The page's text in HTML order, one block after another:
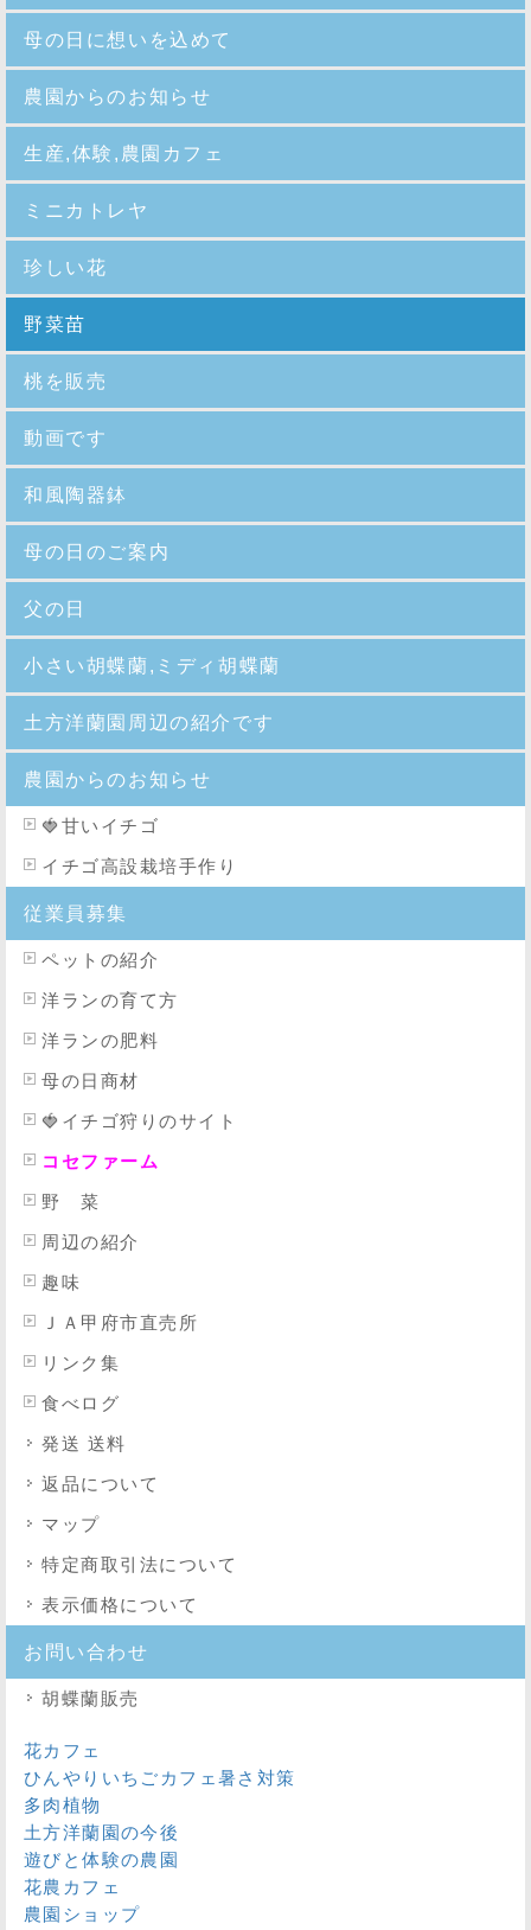
母の日に想いを込めて
農園からのお知らせ
生産,体験,農園カフェ
ミニカトレヤ
珍しい花
野菜苗
桃を販売
動画です
和風陶器鉢
母の日のご案内
父の日
小さい胡蝶蘭,ミディ胡蝶蘭
土方洋蘭園周辺の紹介です
農園からのお知らせ
🍓 甘いイチゴ
イチゴ高設栽培手作り
従業員募集
ペットの紹介
洋ランの育て方
洋ランの肥料
母の日商材
🍓イチゴ狩りのサイト
コセファーム
野 菜
周辺の紹介
趣味
ＪＡ甲府市直売所
リンク集
食べログ
発送 送料
返品について
マップ
特定商取引法について
表示価格について
お問い合わせ
胡蝶蘭販売
花カフェ
ひんやりいちごカフェ暑さ対策
多肉植物
土方洋蘭園の今後
遊びと体験の農園
花農カフェ
農園ショップ